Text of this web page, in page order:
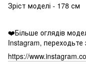
Зріст моделі - 178 см
❤️Більше оглядів
Instagram, переходьте
https://